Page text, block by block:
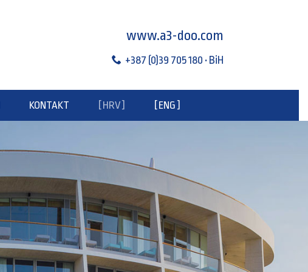
www.a3-doo.com
+387 (0)39 705 180 • BiH
KONTAKT [ HRV ] [ ENG ]